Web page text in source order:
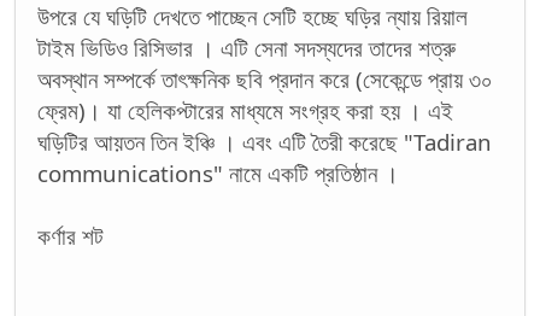
উপরে যে ঘড়িটি দেখতে পাচ্ছেন সেটি হচ্ছে ঘড়ির ন্যায় রিয়াল
টাইম ভিডিও রিসিভার । এটি সেনা সদস্যদের তাদের শত্রু
অবস্থান সম্পর্কে তাৎক্ষনিক ছবি প্রদান করে (সেকেন্ডে প্রায় ৩০
ফ্রেম)। যা হেলিকপ্টারের মাধ্যমে সংগ্রহ করা হয় । এই
ঘড়িটির আয়তন তিন ইঞ্চি । এবং এটি তৈরী করেছে "Tadiran
communications" নামে একটি প্রতিষ্ঠান ।
কর্ণার শট